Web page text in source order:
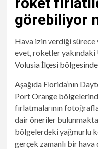
görebiliyor
Hava izin verdiği sürece
evet, roketler yakındaki
Volusia İlçesi
Aşağıda Florida’nın
Port Orange
fırlatmalarının
dair öneriler
bölgelerdeki yağmurlu
gerçek zamanlı bir hava